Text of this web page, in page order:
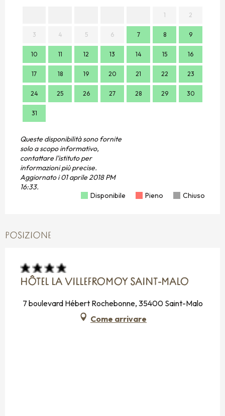
1 2
3 4 5 6 7 8 9
10 11 12 13 14 15 16
17 18 19 20 21 22 23
24 25 26 27 28 29 30
31
Queste disponibilità sono fornite
solo a scopo informativo,
contattare l'istituto per
informazioni più precise.
Aggiornato i01 aprile 2018 PM
16:33.
Disponibile
Pieno Chiuso
POSIZIONE
HÔTEL LA VILLEFROMOY SAINT-MALO
7 boulevard Hébert Rochebonne, 35400 Saint-Malo
Come arrivare